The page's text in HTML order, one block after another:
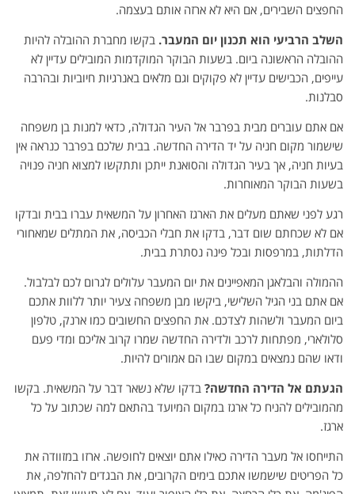
החפצים השבירים, אם היא לא ארזה אותם בעצמה.
השלב הרביעי הוא תכנון יום המעבר. בקשו מחברת ההובלה להיות
ההובלה הראשונה ביום. בשעות הבוקר המוקדמות המובילים עדיין לא
עייפים, הכבישים עדיין לא פקוקים וגם מלאים באנרגיות חיוביות ובהרבה
סבלנות.
אם אתם עוברים מבית בפרבר אל העיר הגדולה, כדאי למנות בן משפחה
שישמור מקום חניה על יד הדירה החדשה. בבית שלכם בפרבר כנראה אין
בעיות חניה, אך בעיר הגדולה והסואנת ייתכן ותתקשו למצוא חניה פנויה
בשעות הבוקר המאוחרות.
רגע לפני שאתם מעלים את הארגז האחרון על המשאית עברו בבית ובדקו
אם לא שכחתם שום דבר, בדקו את חבלי הכביסה, את המתלים שמאחורי
הדלתות, במרפסות ובכל פינה נסתרת בבית.
ההמולה והבלאגן המאפיינים את יום המעבר עלולים לגרום לכם לבלבול.
אם אתם בני הגיל השלישי, ביקשו מבן משפחה צעיר יותר ללוות אתכם
ביום המעבר ולשהות לצדכם. את החפצים החשובים כמו ארנק, טלפון
סלולארי, מפתחות לרכב ולדירה החדשה שמרו קרוב אליכם ומדי פעם
ודאו שהם נמצאים במקום שבו הם אמורים להיות.
הגעתם אל הדירה החדשה? בדקו שלא נשאר דבר על המשאית. בקשו
מהמובילים להניח כל ארגז במקום המיועד בהתאם למה שכתוב על כל
ארגז.
התייחסו אל מעבר הדירה כאילו אתם יוצאים לחופשה. ארזו במזוודה את
כל הפריטים שישמשו אתכם בימים הקרובים, את הבגדים להחלפה, את